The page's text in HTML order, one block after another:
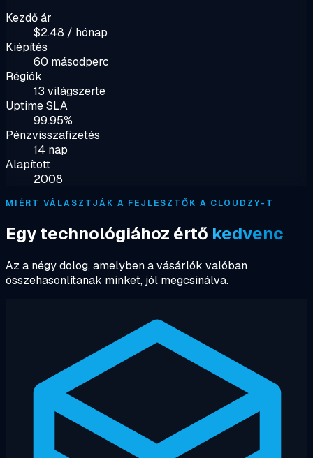
Kezdő ár
$2.48 / hónap
Kiépítés
60 másodperc
Régiók
13 világszerte
Uptime SLA
99.95%
Pénzvisszafizetés
14 nap
Alapított
2008
MIÉRT VÁLASZTJÁK A FEJLESZTŐK A CLOUDZY-T
Egy technológiához értő kedvenc
Az a négy dolog, amelyben a vásárlók valóban
összehasonlítanak minket, jól megcsinálva.